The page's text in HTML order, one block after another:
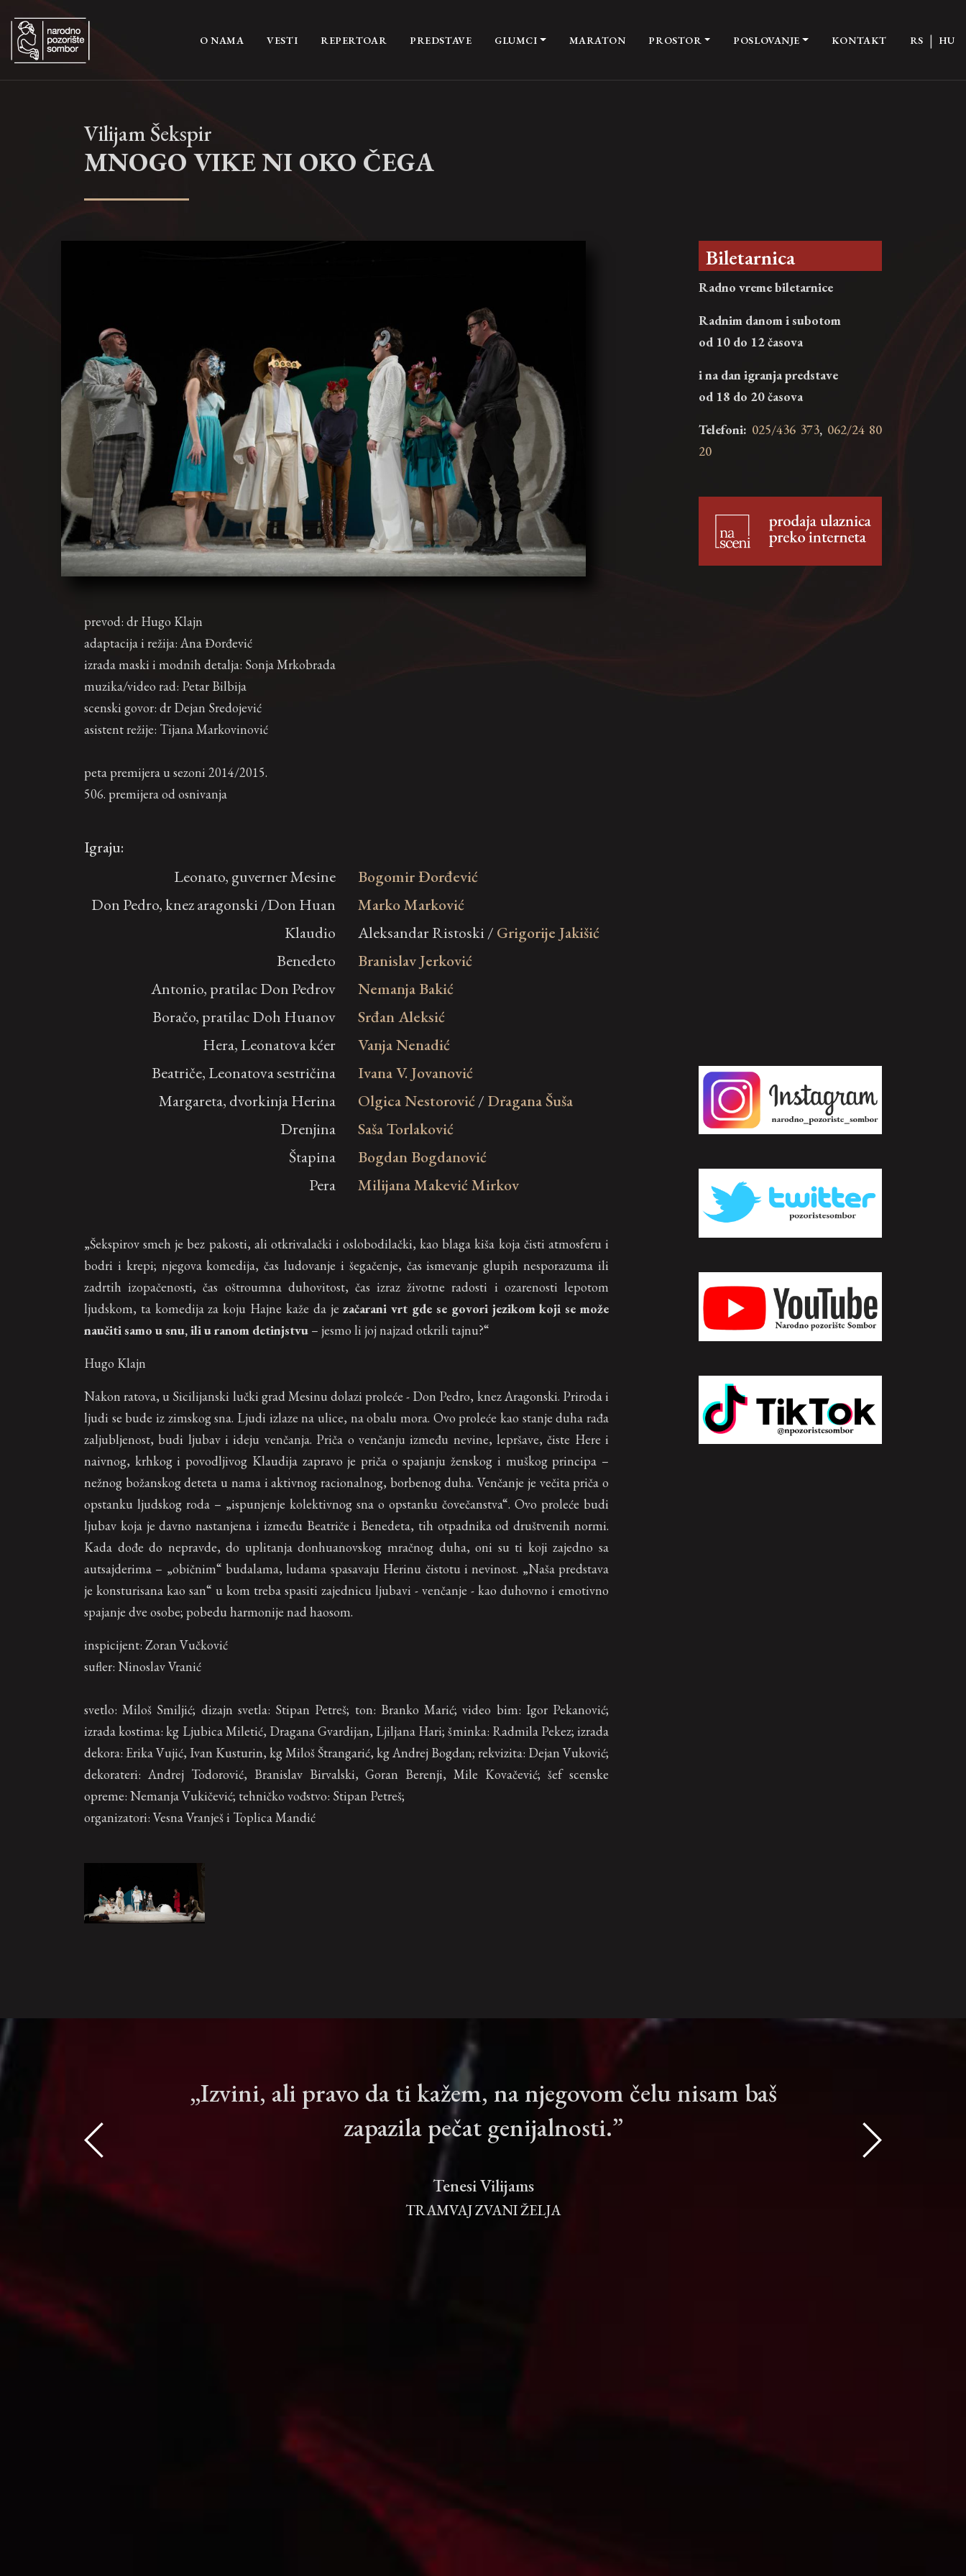
O NAMA (CURRENT)
VESTI REPERTOAR PREDSTAVE GLUMCI MARATON PROSTOR POSLOVANJE KONTAKT RS | HU
Vilijam Šekspir
MNOGO VIKE NI OKO ČEGA
prevod: dr Hugo Klajn
adaptacija i režija: Ana Đorđević
izrada maski i modnih detalja: Sonja Mrkobrada
muzika/video rad: Petar Bilbija
scenski govor: dr Dejan Sredojević
asistent režije: Tijana Markovinović
peta premijera u sezoni 2014/2015.
506. premijera od osnivanja
Igraju:
Leonato, guverner Mesine
Bogomir Đorđević
Don Pedro, knez aragonski /Don Huan
Marko Marković
Klaudio
Aleksandar Ristoski / Grigorije Jakišić
Benedeto
Branislav Jerković
Antonio, pratilac Don Pedrov
Nemanja Bakić
Boračo, pratilac Doh Huanov
Srđan Aleksić
Hera, Leonatova kćer
Vanja Nenadić
Beatriče, Leonatova sestričina
Ivana V. Jovanović
Margareta, dvorkinja Herina
Olgica Nestorović/ Dragana Šuša
Drenjina
Saša Torlaković
Štapina
Bogdan Bogdanović
Pera
Milijana Makević Mirkov
„Šekspirov smeh je bez pakosti, ali otkrivalački i oslobodilački, kao blaga kiša koja čisti atmosferu i
bodri i krepi; njegova komedija, čas ludovanje i šegačenje, čas ismevanje glupih nesporazuma ili
zadrtih izopačenosti, čas oštroumna duhovitost, čas izraz životne radosti i ozarenosti lepotom
ljudskom, ta komedija za koju Hajne kaže da jezačarani vrt gde se govori jezikom koji se može
naučiti samo u snu, ili u ranom detinjstvu – jesmo li joj najzad otkrili tajnu?“
Hugo Klajn
Nakon ratova, u Sicilijanski lučki grad Mesinu dolazi proleće - Don Pedro, knez Aragonski. Priroda i
ljudi se bude iz zimskog sna. Ljudi izlaze na ulice, na obalu mora. Ovo proleće kao stanje duha rađa
zaljubljenost, budi ljubav i ideju venčanja. Priča o venčanju između nevine, lepršave, čiste Here i
naivnog, krhkog i povodljivog Klaudija zapravo je priča o spajanju ženskog i muškog principa –
nežnog božanskog deteta u nama i aktivnog racionalnog, borbenog duha. Venčanje je večita priča o
opstanku ljudskog roda – „ispunjenje kolektivnog sna o opstanku čovečanstva“. Ovo proleće budi
ljubav koja je davno nastanjena i između Beatriče i Benedeta, tih otpadnika od društvenih normi.
Kada dođe do nepravde, do uplitanja donhuanovskog mračnog duha, oni su ti koji zajedno sa
autsajderima – „običnim“ budalama, ludama spasavaju Herinu čistotu i nevinost. „Naša predstava
je konsturisana kao san“ u kom treba spasiti zajednicu ljubavi - venčanje - kao duhovno i emotivno
spajanje dve osobe; pobedu harmonije nad haosom.
inspicijent: Zoran Vučković
sufler: Ninoslav Vranić
svetlo: Miloš Smiljić; dizajn svetla: Stipan Petreš; ton: Branko Marić; video bim: Igor Pekanović;
izrada kostima: kg Ljubica Miletić, Dragana Gvardijan, Ljiljana Hari; šminka: Radmila Pekez; izrada
dekora: Erika Vujić, Ivan Kusturin, kg Miloš Štrangarić, kg Andrej Bogdan; rekvizita: Dejan Vuković;
dekorateri: Andrej Todorović, Branislav Birvalski, Goran Berenji, Mile Kovačević; šef scenske
opreme: Nemanja Vukičević; tehničko vođstvo: Stipan Petreš;
organizatori: Vesna Vranješ i Toplica Mandić
Biletarnica
Radno vreme biletarnice
Radnim danom i subotom
od 10 do 12 časova
i na dan igranja predstave
od 18 do 20 časova
Telefoni: 025/436 373, 062/24 80
20
„Izvini, ali pravo da ti kažem, na njegovom čelu nisam baš
zapazila pečat genijalnosti.”
Tenesi Vilijams
TRAMVAJ ZVANI ŽELJA